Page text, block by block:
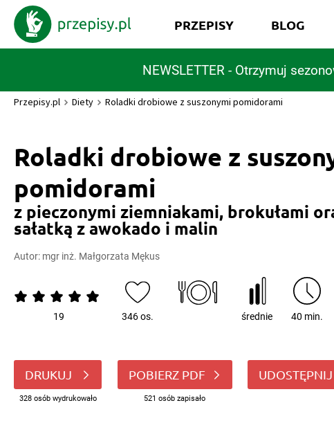
NEWSLETTER - Otrzymuj
PRZEPISY BLOG
Przepisy.pl Diety Roladki drobiowe z suszonymi pomidorami
Roladki drobiowe z
pomidorami
z pieczonymi ziemniakami, brokułami
sałatką z awokado i malin
Autor: mgr inż. Małgorzata Mękus
19 346 os. średnie 40 min.
DRUKUJ
328 osób wydrukowało
POBIERZ PDF
521 osób zapisało
UDOSTĘPNIJ